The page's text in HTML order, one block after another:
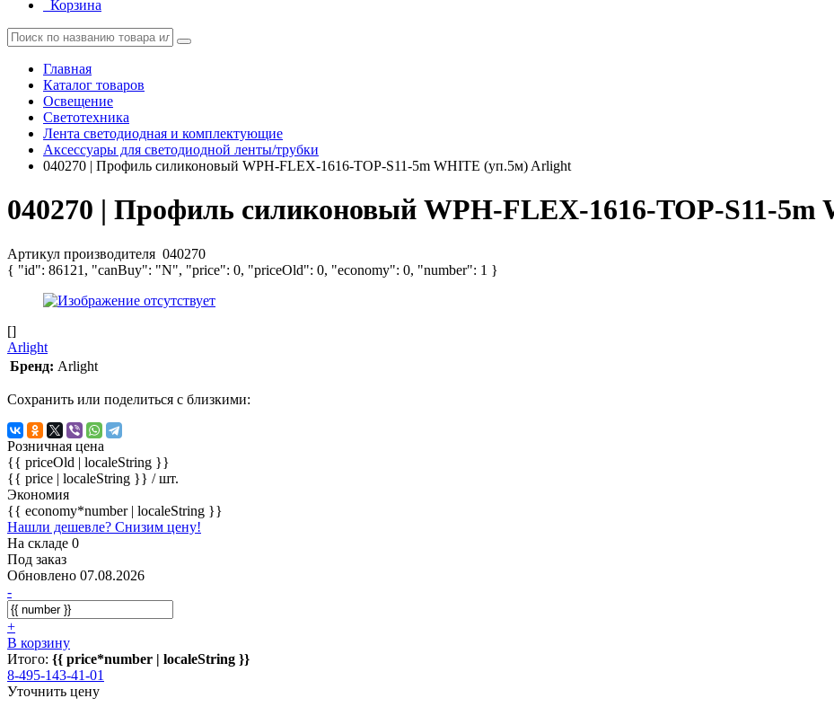
Корзина
Главная
Каталог товаров
Освещение
Светотехника
Лента светодиодная и комплектующие
Аксессуары для светодиодной ленты/трубки
040270 | Профиль силиконовый WPH-FLEX-1616-TOP-S11-5m WHITE (уп.5м) Arlight
040270 | Профиль силиконовый WPH-FLEX-1616-TOP-S11-
Артикул производителя 040270
{ "id": 86121, "canBuy": "N", "price": 0, "priceOld": 0, "economy": 0, "number": 1 }
[]
Arlight
Бренд: Arlight
Сохранить или поделиться с близкими:
Розничная цена
{{ priceOld | localeString }}
{{ price | localeString }} / шт.
Экономия
{{ economy*number | localeString }}
Нашли дешевле? Снизим цену!
На складе 0
Под заказ
Обновлено 07.08.2026
-
+
В корзину
Итого: {{ price*number | localeString }}
8-495-143-41-01
Уточнить цену